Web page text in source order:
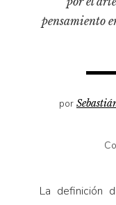
Libros usados
Pensamiento
Política
pensamiento
por
La definición